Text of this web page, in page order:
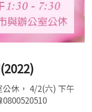
休， 4/2(六) 下午